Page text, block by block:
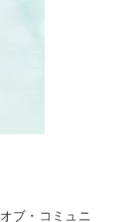
ブ・コミュニ